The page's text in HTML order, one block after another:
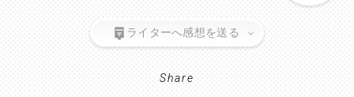
ライターへ感想を送る
Share